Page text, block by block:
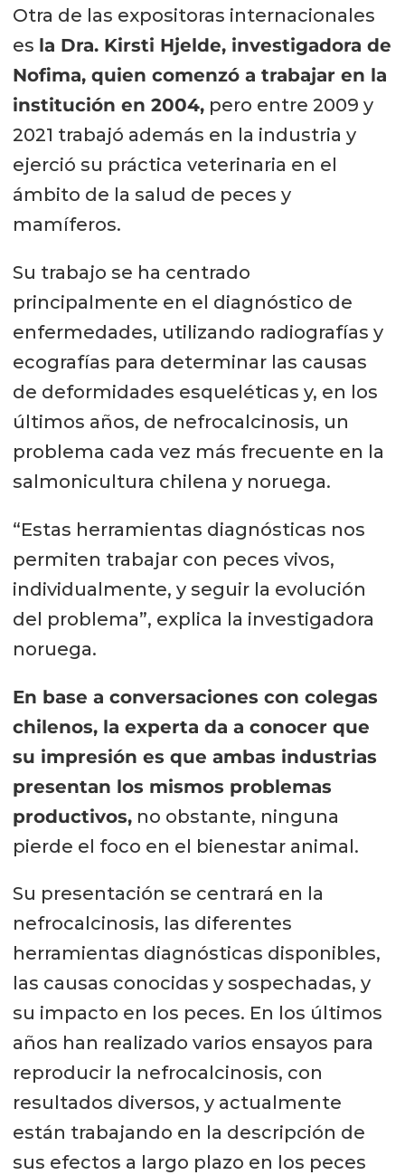
Otra de las expositoras internacionales
es la Dra. Kirsti Hjelde, investigadora de
Nofima, quien comenzó a trabajar en la
institución en 2004,pero entre 2009 y
2021 trabajó además en la industria y
ejerció su práctica veterinaria en el
ámbito de la salud de peces y
mamíferos.
Su trabajo se ha centrado
principalmente en el diagnóstico de
enfermedades, utilizando radiografías y
ecografías para determinar las causas
de deformidades esqueléticas y, en los
últimos años, de nefrocalcinosis, un
problema cada vez más frecuente en la
salmonicultura chilena y noruega.
“Estas herramientas diagnósticas nos
permiten trabajar con peces vivos,
individualmente, y seguir la evolución
del problema”, explica la investigadora
noruega.
En base a conversaciones con colegas
chilenos, la experta da a conocer que
su impresión es que ambas industrias
presentan los mismos problemas
productivos,no obstante, ninguna
pierde el foco en el bienestar animal.
Su presentación se centrará en la
nefrocalcinosis, las diferentes
herramientas diagnósticas disponibles,
las causas conocidas y sospechadas, y
su impacto en los peces. En los últimos
años han realizado varios ensayos para
reproducir la nefrocalcinosis, con
resultados diversos, y actualmente
están trabajando en la descripción de
sus efectos a largo plazo en los peces